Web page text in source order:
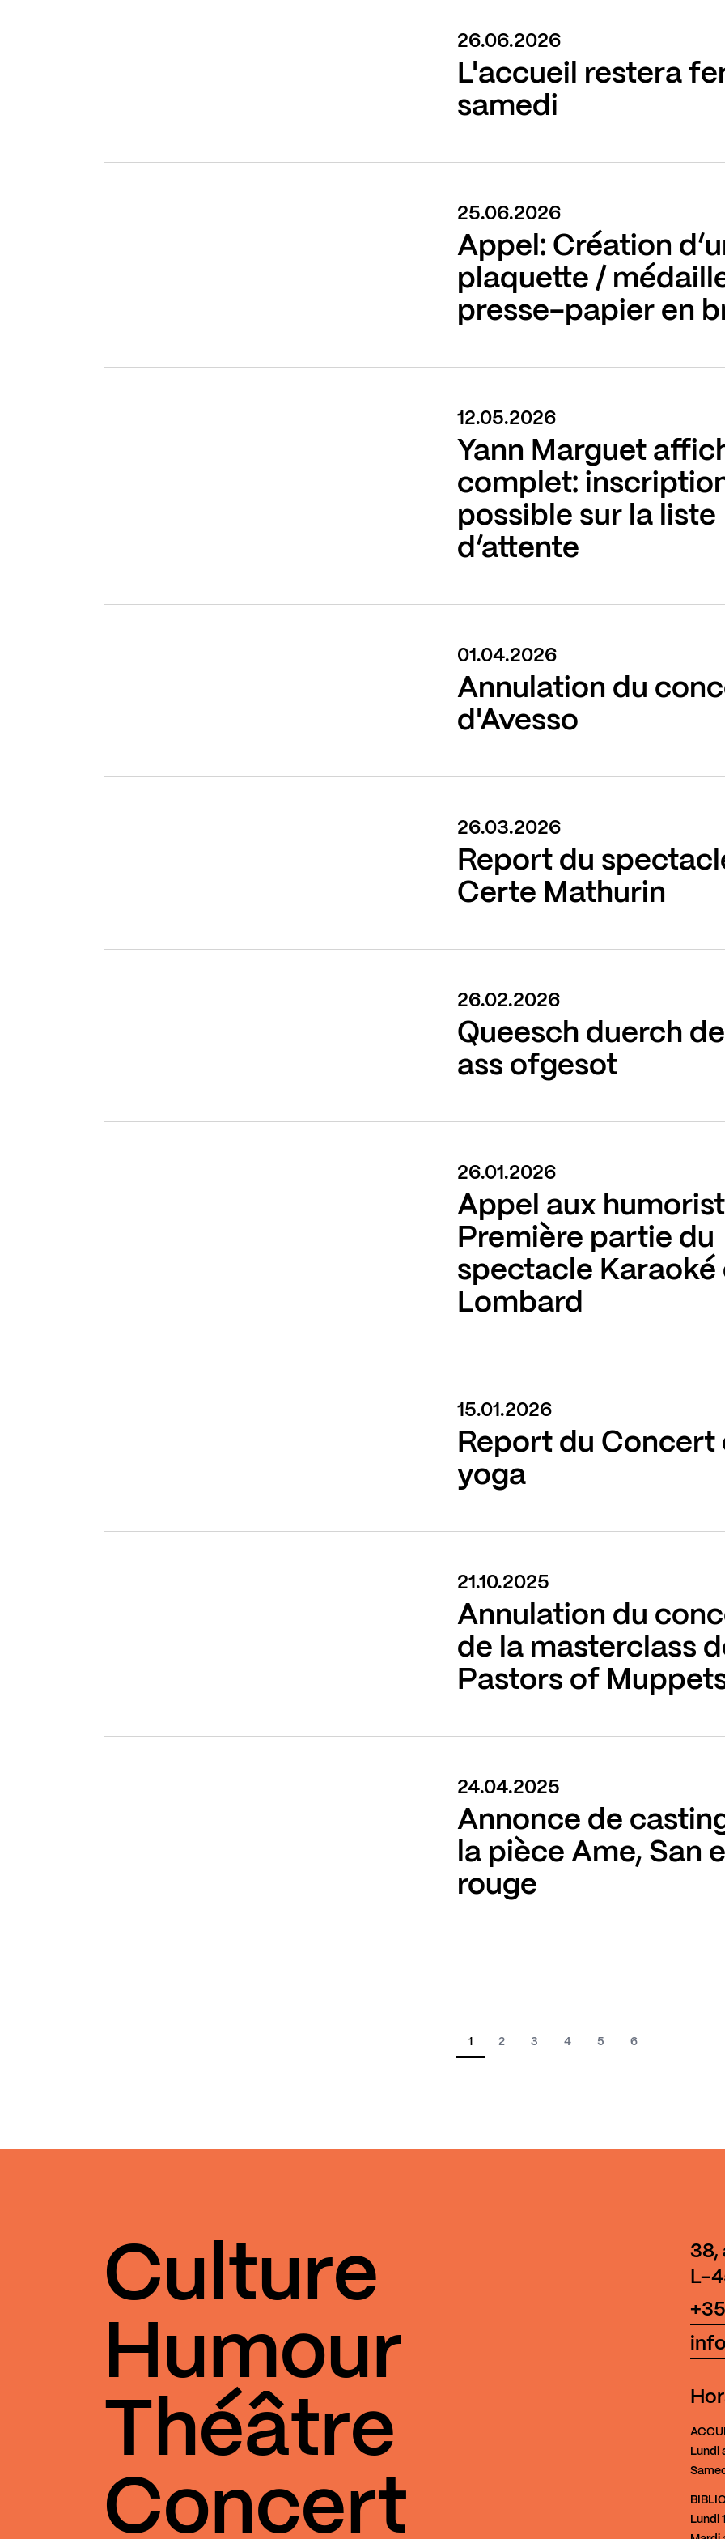
26.06.2026
L'accueil restera
samedi
25.06.2026
Appel: Création
plaquette /
presse-papier en
12.05.2026
Yann Marguet
complet:
possible sur la liste
d’attente
01.04.2026
Annulation du
d'Avesso
26.03.2026
Report du
Certe Mathurin
26.02.2026
Queesch duerch
ass ofgesot
26.01.2026
Appel aux
Première partie du
spectacle Karaoké
Lombard
15.01.2026
Report du Concert
yoga
21.10.2025
Annulation du
de la masterclass
Pastors of
24.04.2025
Annonce de
la pièce Ame, San
rouge
1 2 3 4 5 6
38,
L-
Lundi
Lundi
Culture
Humour
Théâtre
Concert